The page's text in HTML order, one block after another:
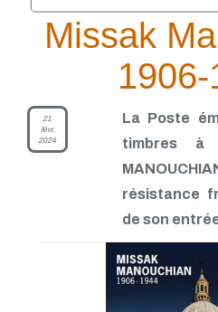
Septembre 2021
Août 2021
Juillet 2021
Juin 2021
Mars 2021
Février 2021
Janvier 2021
Novembre 2020
Octobre 2020
Août 2020
Juillet 2020
Juin 2020
Avril 2020
Missak
21
févr.
2024
La Poste
timbres à
résistance
de son